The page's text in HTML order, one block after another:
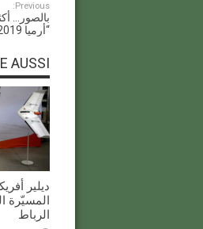
Previous:
“أرميا 2019”
AUSSI ...
ديلير
المسيّرة
الرباط